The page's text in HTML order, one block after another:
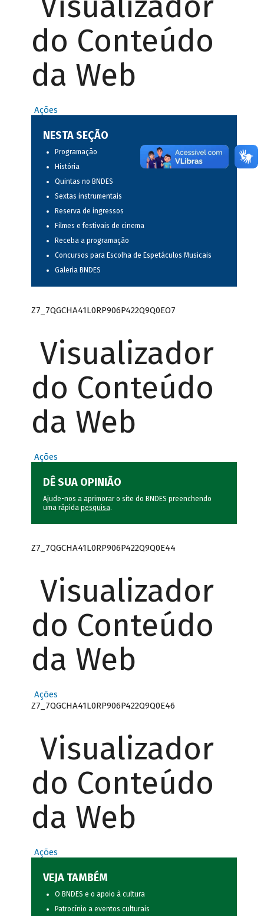
do Conteúdo
da Web
Ações
NESTA SEÇÃO
Programação
História
Quintas no BNDES
Sextas instrumentais
Reserva de ingressos
Filmes e festivais de cinema
Receba a programação
Concursos para Escolha de Espetáculos Musicais
Galeria BNDES
Z7_7QGCHA41L0RP906P422Q9Q0EO7
Visualizador
do Conteúdo
da Web
Ações
DÊ SUA OPINIÃO
Ajude-nos a aprimorar o site do BNDES preenchendo
uma rápida pesquisa.
Z7_7QGCHA41L0RP906P422Q9Q0E44
Visualizador
do Conteúdo
da Web
Ações
Z7_7QGCHA41L0RP906P422Q9Q0E46
Visualizador
do Conteúdo
da Web
Ações
VEJA TAMBÉM
O BNDES e o apoio à cultura
Patrocínio a eventos culturais